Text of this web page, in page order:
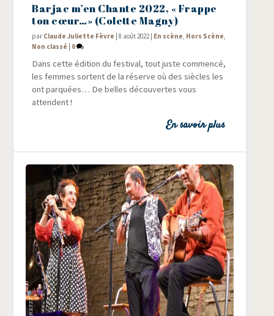
Barjac m’en Chante 2022, « Frappe
ton cœur…» (Colette Magny)
par Claude Juliette Fèvre |8 août 2022 | En scène Hors Scène
Non classé | 0
Dans cette édi­tion du fes­ti­val, tout juste com­men­cé,
les femmes sortent de la réserve où des siècles les
ont par­quées… De belles décou­vertes vous
attendent !
En savoir plus